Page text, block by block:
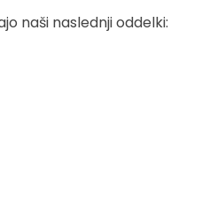
naši naslednji oddelki: